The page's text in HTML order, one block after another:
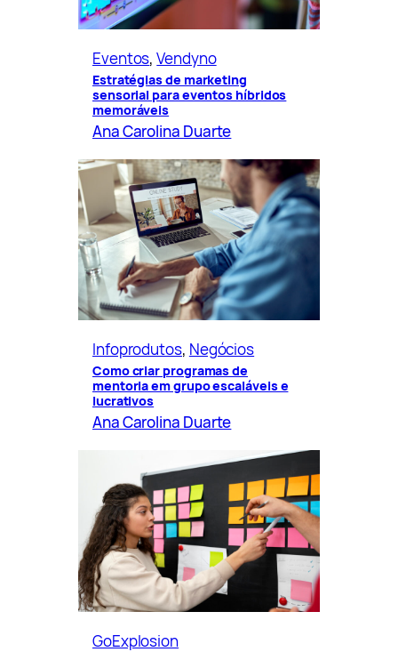
Eventos, Vendyno
Estratégias de marketing
sensorial para eventos híbridos
memoráveis
Ana Carolina Duarte
Infoprodutos, Negócios
Como criar programas de
mentoria em grupo escaláveis e
lucrativos
Ana Carolina Duarte
GoExplosion